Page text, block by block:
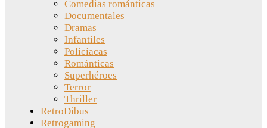
Comedias románticas
Documentales
Dramas
Infantiles
Policíacas
Románticas
Superhéroes
Terror
Thriller
RetroDibus
Retrogaming